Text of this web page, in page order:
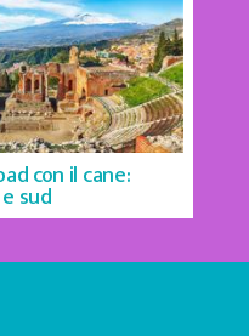
con il cane:
sud